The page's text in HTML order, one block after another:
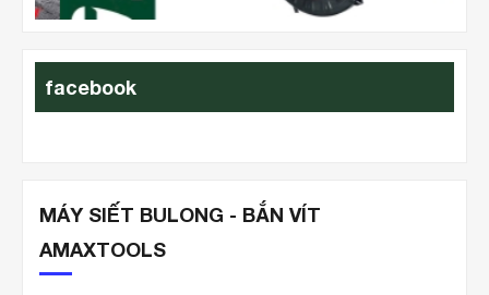
facebook
MÁY SIẾT BULONG - BẮN VÍT
AMAXTOOLS